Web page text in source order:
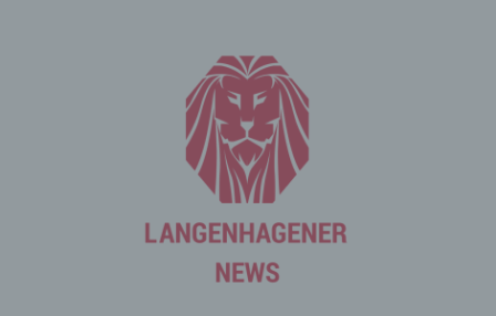
unterscheiden. Ein bestimmter Internetbrowser kann
über die eindeutige Cookie-ID wiedererkannt und
Durch den Einsatz von Cookies kann den Nutzern dieser
Internetseite nutzerfreundlichere Services bereitstellen,
die ohne die Cookie-Setzung nicht möglich wären.
Mittels eines Cookies können die Informationen und
Angebote auf unserer Internetseite im Sinne des